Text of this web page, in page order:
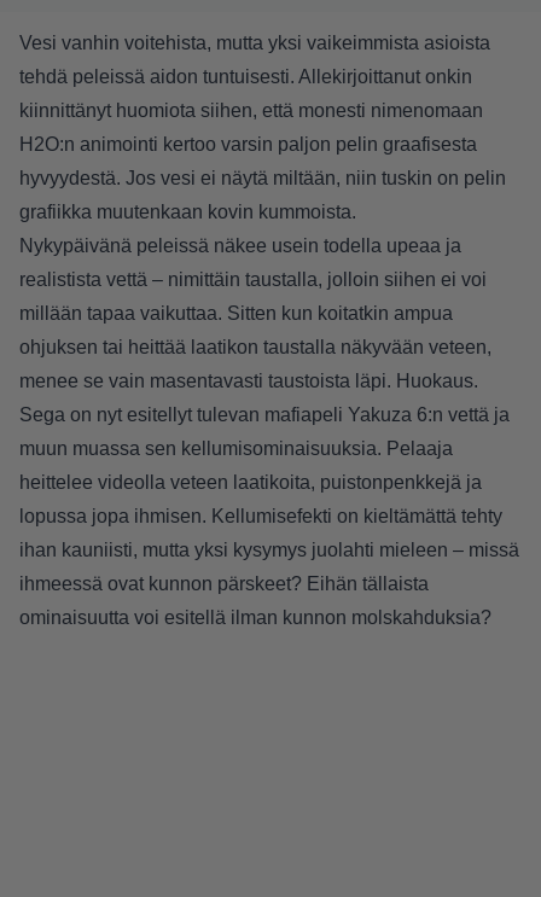
Vesi vanhin voitehista, mutta yksi vaikeimmista asioista
tehdä peleissä aidon tuntuisesti. Allekirjoittanut onkin
kiinnittänyt huomiota siihen, että monesti nimenomaan
H2O:n animointi kertoo varsin paljon pelin graafisesta
hyvyydestä. Jos vesi ei näytä miltään, niin tuskin on pelin
grafiikka muutenkaan kovin kummoista.
Nykypäivänä peleissä näkee usein todella upeaa ja
realistista vettä – nimittäin taustalla, jolloin siihen ei voi
millään tapaa vaikuttaa. Sitten kun koitatkin ampua
ohjuksen tai heittää laatikon taustalla näkyvään veteen,
menee se vain masentavasti taustoista läpi. Huokaus.
Sega on nyt esitellyt tulevan mafiapeli Yakuza 6:n vettä ja
muun muassa sen kellumisominaisuuksia. Pelaaja
heittelee videolla veteen laatikoita, puistonpenkkejä ja
lopussa jopa ihmisen. Kellumisefekti on kieltämättä tehty
ihan kauniisti, mutta yksi kysymys juolahti mieleen – missä
ihmeessä ovat kunnon pärskeet? Eihän tällaista
ominaisuutta voi esitellä ilman kunnon molskahduksia?